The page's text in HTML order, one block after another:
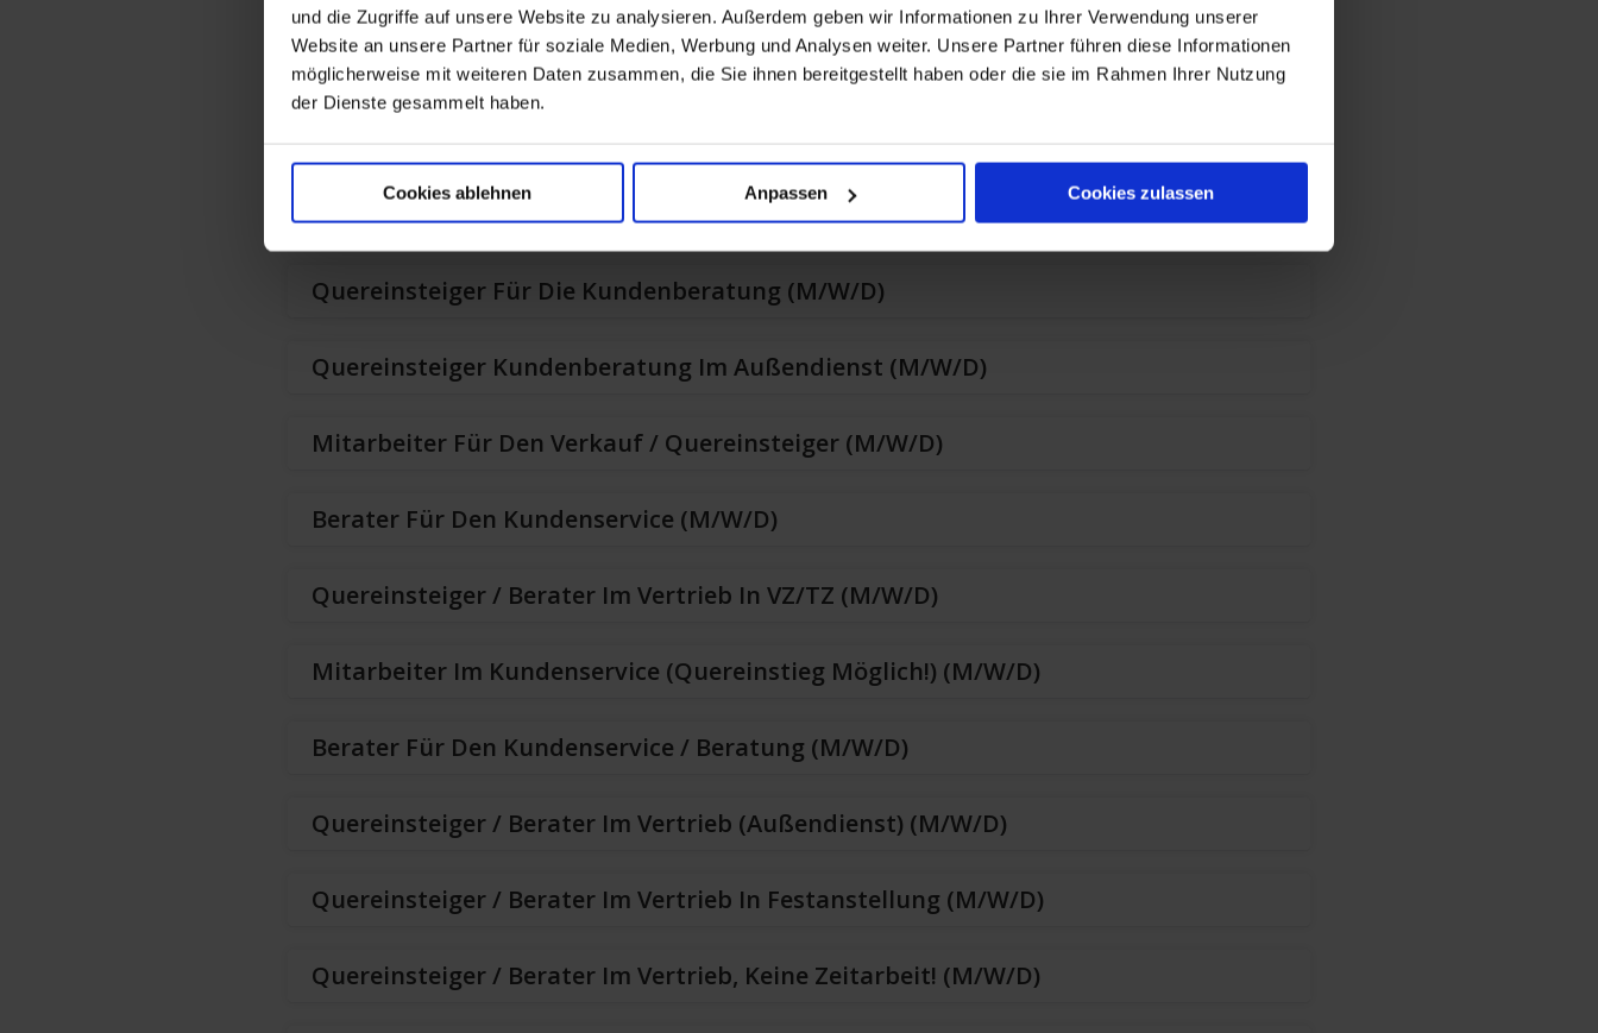
und die Zugriffe auf unsere Website zu analysieren. Außerdem geben wir Informationen zu Ihrer Verwendung unserer
Website an unsere Partner für soziale Medien, Werbung und Analysen weiter. Unsere Partner führen diese Informationen
möglicherweise mit weiteren Daten zusammen, die Sie ihnen bereitgestellt haben oder die sie im Rahmen Ihrer Nutzung
der Dienste gesammelt haben.
Cookies ablehnen Anpassen Cookies zulassen
Mitarbeiter Für Den Verkauf In VZ/TZ (m/w/d)
Quereinsteiger Kundenberatung (Außendienst) (m/w/d)
Quereinsteiger / Kundenberatung (B2C) (m/w/d)
Quereinsteiger Für Die Kundenberatung (m/w/d)
Quereinsteiger Kundenberatung Im Außendienst (m/w/d)
Mitarbeiter Für Den Verkauf / Quereinsteiger (m/w/d)
Berater Für Den Kundenservice (m/w/d)
Quereinsteiger / Berater Im Vertrieb In VZ/TZ (m/w/d)
Mitarbeiter Im Kundenservice (Quereinstieg Möglich!) (m/w/d)
Berater Für Den Kundenservice / Beratung (m/w/d)
Quereinsteiger / Berater Im Vertrieb (Außendienst) (m/w/d)
Quereinsteiger / Berater Im Vertrieb In Festanstellung (m/w/d)
Quereinsteiger / Berater Im Vertrieb, Keine Zeitarbeit! (m/w/d)